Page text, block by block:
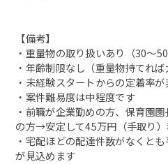
【備考】
・重量物の取り扱いあり（30～
・年齢制限なし（重量物持てれば
・未経験スタートからの定着率
・案件難易度は中程度です
・前職が企業勤めの方、保育園
の方→安定して45万円（手取り
・宅配ほどの配達件数がなくと
が見込めます